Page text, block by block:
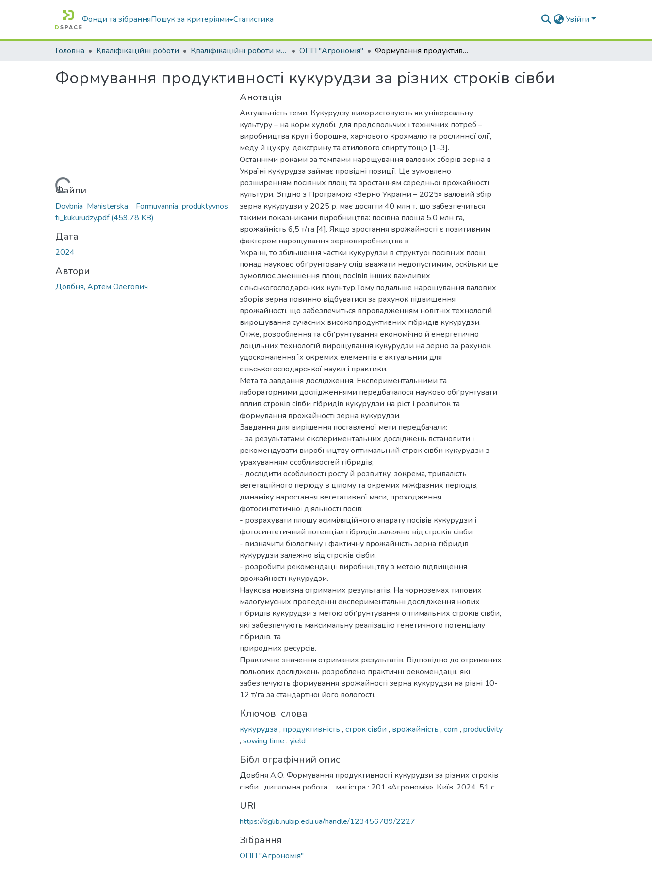
Фонди та зібранняПошук за критеріями Статистика Увійти
Головна Кваліфікаційні роботи Кваліфікаційні роботи магістрів ОПП "Агрономія" Формування продуктивності кукурудзи за різних строків сівби
Формування продуктивності кукурудзи за різних строків сівби
Вантажиться...Файли
Dovbnia_Mahisterska__Formuvannia_produktyvnos
ti_kukurudzy.pdf(459,78 KB)
Дата
2024
Автори
Довбня, Артем Олегович
Анотація
Актуальність теми. Кукурудзу використовують як універсальну
культуру – на корм худобі, для продовольчих і технічних потреб –
виробництва круп і борошна, харчового крохмалю та рослинної олії,
меду й цукру, декстрину та етилового спирту тощо [1–3].
Останніми роками за темпами нарощування валових зборів зерна в
Україні кукурудза займає провідні позиції. Це зумовлено
розширенням посівних площ та зростанням середньої врожайності
культури. Згідно з Програмою «Зерно України – 2025» валовий збір
зерна кукурудзи у 2025 р. має досягти 40 млн т, що забезпечиться
такими показниками виробництва: посівна площа 5,0 млн га,
врожайність 6,5 т/га [4]. Якщо зростання врожайності є позитивним
фактором нарощування зерновиробництва в
Україні, то збільшення частки кукурудзи в структурі посівних площ
понад науково обґрунтовану слід вважати недопустимим, оскільки це
зумовлює зменшення площ посівів інших важливих
сільськогосподарських культур.Тому подальше нарощування валових
зборів зерна повинно відбуватися за рахунок підвищення
врожайності, що забезпечиться впровадженням новітніх технологій
вирощування сучасних високопродуктивних гібридів кукурудзи.
Отже, розроблення та обґрунтування економічно й енергетично
доцільних технологій вирощування кукурудзи на зерно за рахунок
удосконалення їх окремих елементів є актуальним для
сільськогосподарської науки і практики.
Мета та завдання дослідження. Експериментальними та
лабораторними дослідженнями передбачалося науково обґрунтувати
вплив строків сівби гібридів кукурудзи на ріст і розвиток та
формування врожайності зерна кукурудзи.
Завдання для вирішення поставленої мети передбачали:
- за результатами експериментальних досліджень встановити і
рекомендувати виробництву оптимальний строк сівби кукурудзи з
урахуванням особливостей гібридів;
- дослідити особливості росту й розвитку, зокрема, тривалість
вегетаційного періоду в цілому та окремих міжфазних періодів,
динаміку наростання вегетативної маси, проходження
фотосинтетичної діяльності посів;
- розрахувати площу асиміляційного апарату посівів кукурудзи і
фотосинтетичний потенціал гібридів залежно від строків сівби;
- визначити біологічну і фактичну врожайність зерна гібридів
кукурудзи залежно від строків сівби;
- розробити рекомендації виробництву з метою підвищення
врожайності кукурудзи.
Наукова новизна отриманих результатів. На чорноземах типових
малогумусних проведенні експериментальні дослідження нових
гібридів кукурудзи з метою обґрунтування оптимальних строків сівби,
які забезпечують максимальну реалізацію генетичного потенціалу
гібридів, та
природних ресурсів.
Практичне значення отриманих результатів. Відповідно до отриманих
польових досліджень розроблено практичні рекомендації, які
забезпечують формування врожайності зерна кукурудзи на рівні 10-
12 т/га за стандартної його вологості.
Ключові слова
кукурудза , продуктивність , строк сівби , врожайність , corn , productivity
, sowing time , yield
Бібліографічний опис
Довбня А.О. Формування продуктивності кукурудзи за різних строків
сівби : дипломна робота ... магістра : 201 «Агрономія». Київ, 2024. 51 с.
URI
https://dglib.nubip.edu.ua/handle/123456789/2227
Зібрання
ОПП "Агрономія"